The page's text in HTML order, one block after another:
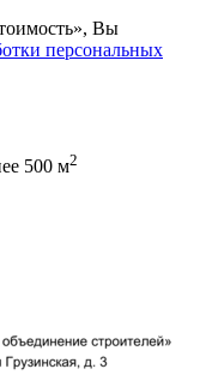
Вы
персональных
500 м2